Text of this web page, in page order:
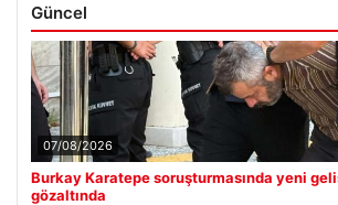
Güncel
07/08/2026
Burkay Karatepe soruşturmasında yeni
gözaltında